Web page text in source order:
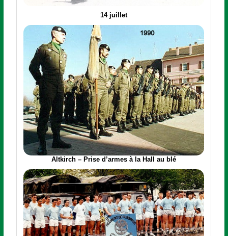
14 juillet
Altkirch – Prise d’armes à la Hall au blé